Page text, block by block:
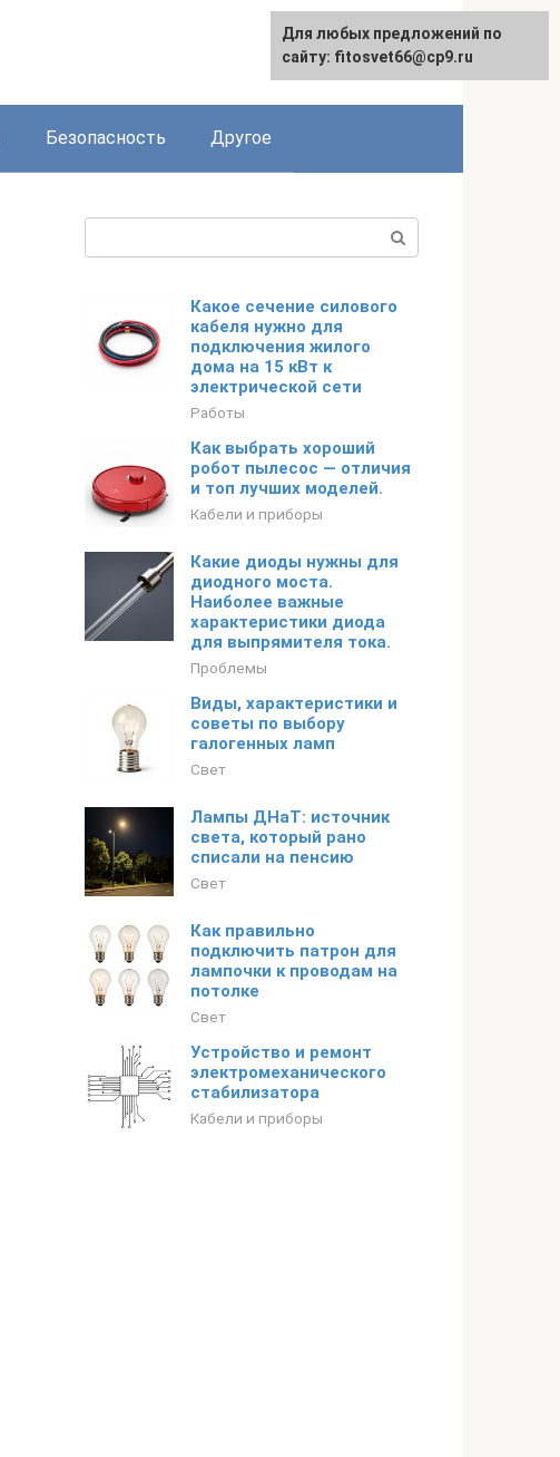
English
Безопасность Другое
Какое сечение силового
кабеля нужно для
подключения жилого
дома на 15 кВт к
электрической сети
Работы
Как выбрать хороший
робот пылесос — отличия
и топ лучших моделей.
Кабели и приборы
Какие диоды нужны для
диодного моста.
Наиболее важные
характеристики диода
для выпрямителя тока.
Проблемы
Виды, характеристики и
советы по выбору
галогенных ламп
Свет
Лампы ДНаТ: источник
света, который рано
списали на пенсию
Свет
Как правильно
подключить патрон для
лампочки к проводам на
потолке
Свет
Устройство и ремонт
электромеханического
стабилизатора
Кабели и приборы
Для любых предложений по
сайту: fitosvet66@cp9.ru